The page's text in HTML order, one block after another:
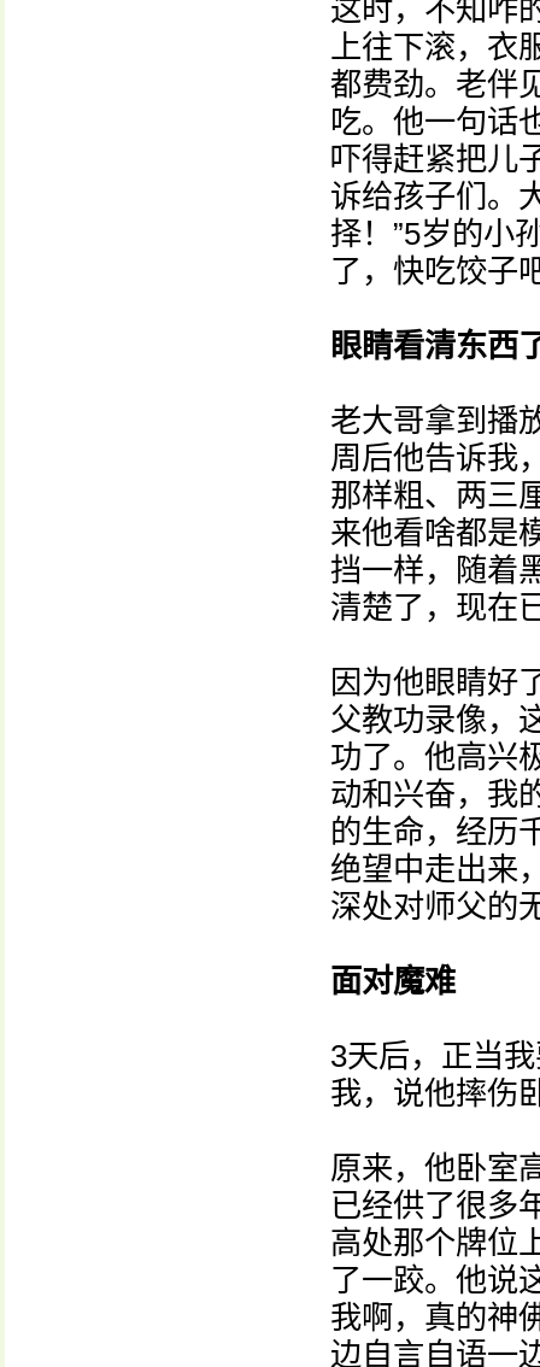
这时，不知咋
上往下滚，衣
都费劲。老伴
吃。他一句话
吓得赶紧把儿
诉给孩子们。
择！”5岁的小
了，快吃饺子
眼睛看清东西
老大哥拿到播
周后他告诉我
那样粗、两三
来他看啥都是
挡一样，随着
清楚了，现在
因为他眼睛好
父教功录像，
功了。他高兴
动和兴奋，我
的生命，经历
绝望中走出来
深处对师父的
面对魔难
3天后，正当
我，说他摔伤
原来，他卧室
已经供了很多
高处那个牌位
了一跤。他说
我啊，真的神
边自言自语一